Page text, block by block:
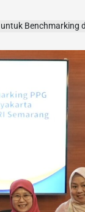
Benchmarking dan